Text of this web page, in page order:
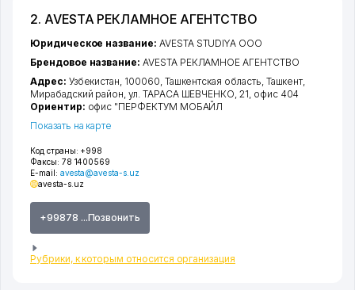
2. AVESTA РЕКЛАМНОЕ АГЕНТСТВО
Код страны: +998
Факсы: 78 1400569
E-mail: avesta@avesta-s.uz
avesta-s.uz
+99878 ...Позвонить
Рубрики, к которым относится организация
Юридическое название: AVESTA STUDIYA ООО
Брендовое название: AVESTA РЕКЛАМНОЕ АГЕНТСТВО
Адрес: Узбекистан, 100060, Ташкентская область, Ташкент,
Мирабадский район,ул. ТАРАСА ШЕВЧЕНКО, 21, офис 404
Ориентир: офис "ПЕРФЕКТУМ МОБАЙЛ
Показать на карте